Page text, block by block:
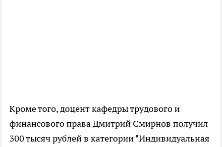
Кроме того, доцент кафедры трудового и
финансового права Дмитрий Смирнов получил
300 тысяч рублей в категории "Индивидуальная